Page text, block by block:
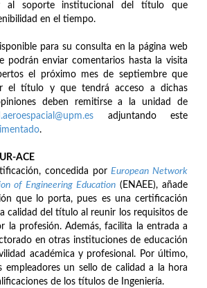
al soporte institucional del título que
en el tiempo.
para su consulta en la página web
podrán enviar comentarios hasta la visita
el próximo mes de septiembre que
el título y que tendrá acceso a dichas
deben remitirse a la unidad de
adjuntando este
.
ACE
concedida porEuropean Network
of Engineering Education(ENAEE), añade
que lo porta, pues es una certificación
calidad del título al reunir los requisitos de
la profesión. Además, facilita la entrada a
en otras instituciones de educación
académica y profesional. Por último,
empleadores un sello de calidad a la hora
de los títulos de Ingeniería.